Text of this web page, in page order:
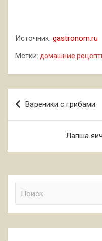
Источник: gastronom.ru
Метки: домашние
Навигация
по
Вареники с грибами
Лапша
к